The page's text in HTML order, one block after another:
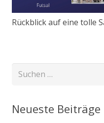
Rückblick auf eine tolle
Suchen
Neueste Beiträge